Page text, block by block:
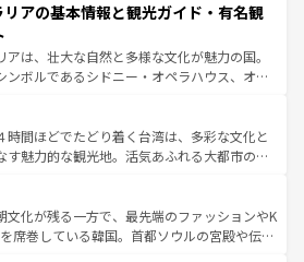
ーリンズでは、音楽と美食が融合した独特の
旅行者はアメリカの各地域で異なる魅力を楽
その多様性と豊かな歴史を感じることができ
でのロードトリップや列車の旅も、アメリカ
せない。また、定番の観光地といえばオアフ
な自然を求めるならマウイ島やカウアイ島が
メラルドグリーンに輝く海をはじめ、豊かな
息づいている。「アロハスピリット」と呼ば
いローカルフードやハワイアンミュージッ
フラダンスなど、すべてがハワイの魅力を彩
れるたびに新しい発見と感動が待っているハ
覧
リアの基本情報と観光ガイド・有名観
アは、壮大な自然と多様な文化が魅力の国。
ンボルであるシドニー・オペラハウス、オー
大陸中央部にそびえるウルル（エアーズロッ
ニアの美しい原生林やケアンズの熱帯雨林な
がたくさん。また、カフェやワイン、オージ
ィビティも充実しており、サーフィンやダイ
キングなど、アウトドア好きにはたまらな
ラリアの多彩な魅力を存分に味わいつくそ
時間ほどでたどり着く台湾は、多彩な文化と
す魅力的な観光地。活気あふれる大都市の台
な山岳地帯である台湾東部など、都市の喧騒
さが共存しており、訪れる人に新しい発見と
してくれる。また、奥深い台湾の食文化も魅
文化が残る一方で、最先端のファッションやK
席巻している韓国。首都ソウルの宮殿や伝統